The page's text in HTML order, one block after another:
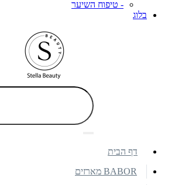
- טיפוח השיער
בלוג
דף הבית
BABOR מארזים